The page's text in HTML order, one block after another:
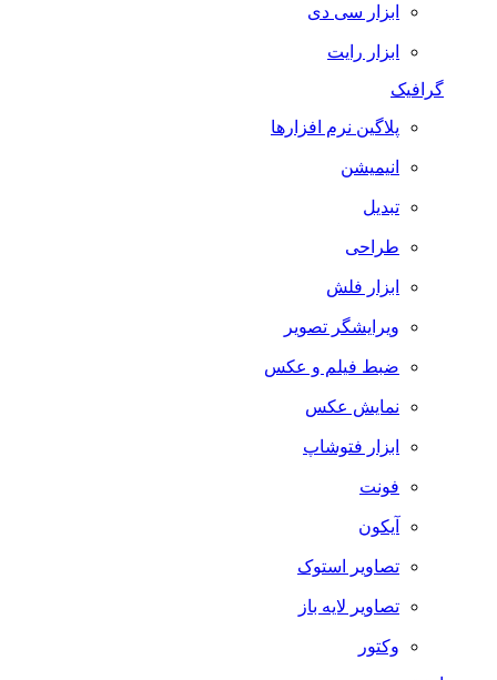
ابزار سی دی
ابزار رایت
گرافیک
پلاگین نرم افزارها
انیمیشن
تبدیل
طراحی
ابزار فلش
ویرایشگر تصویر
ضبط فيلم و عكس
نمایش عکس
ابزار فتوشاپ
فونت
آیکون
تصاویر استوک
تصاویر لایه باز
وکتور